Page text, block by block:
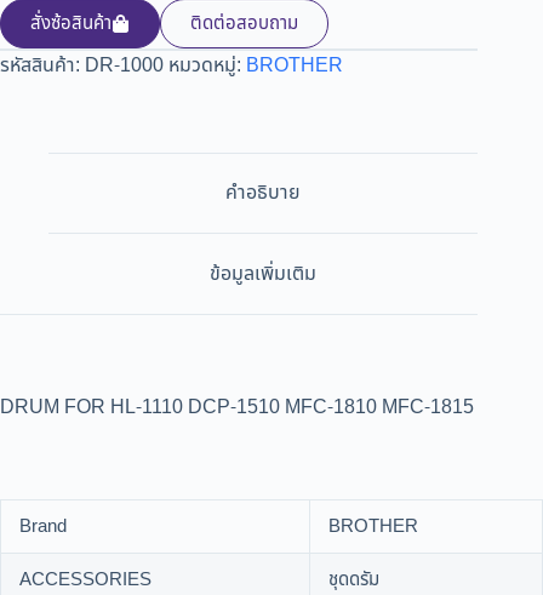
สั่งซ้อสินค้า
ติดต่อสอบถาม
รหัสสินค้า: DR-1000 หมวดหมู่: BROTHER
คำอธิบาย
ข้อมูลเพิ่มเติม
DRUM FOR HL-1110 DCP-1510 MFC-1810 MFC-1815
Brand
BROTHER
ACCESSORIES
ชุดดรัม